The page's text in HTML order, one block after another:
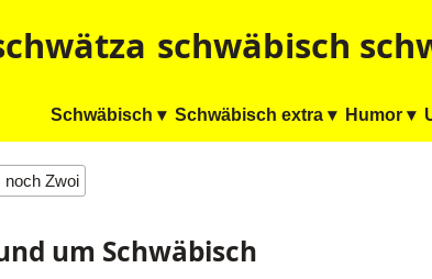
schwäbisch
Schwäbisch ▾ Schwäbisch extra ▾ Humor ▾
noch Zwoi
um Schwäbisch